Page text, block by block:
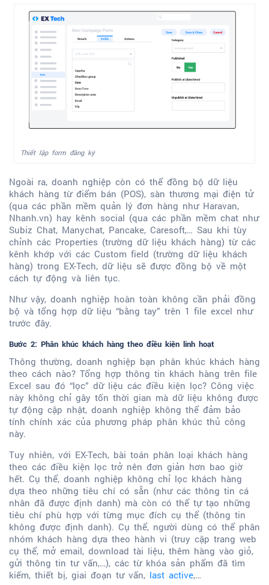
Thiết lập form đăng ký
Ngoài ra, doanh nghiệp còn có thể đồng bộ dữ liệu
khách hàng từ điểm bán (POS), sàn thương mại điện tử
(qua các phần mềm quản lý đơn hàng như Haravan,
Nhanh.vn) hay kênh social (qua các phần mềm chat như
Subiz Chat, Manychat, Pancake, Caresoft,… Sau khi tùy
chỉnh các Properties (trường dữ liệu khách hàng) từ các
kênh khớp với các Custom field (trường dữ liệu khách
hàng) trong EX-Tech, dữ liệu sẽ được đồng bộ về một
cách tự động và liên tục.
Như vậy, doanh nghiệp hoàn toàn không cần phải đồng
bộ và tổng hợp dữ liệu “bằng tay” trên 1 file excel như
trước đây.
Bước 2: Phân khúc khách hàng theo điều kiện linh hoạt
Thông thường, doanh nghiệp bạn phân khúc khách hàng
theo cách nào? Tổng hợp thông tin khách hàng trên file
Excel sau đó “lọc” dữ liệu các điều kiện lọc? Công việc
này không chỉ gây tốn thời gian mà dữ liệu không được
tự động cập nhật, doanh nghiệp không thể đảm bảo
tính chính xác của phương pháp phân khúc thủ công
này.
Tuy nhiên, với EX-Tech, bài toán phân loại khách hàng
theo các điều kiện lọc trở nên đơn giản hơn bao giờ
hết. Cụ thể, doanh nghiệp không chỉ lọc khách hàng
dựa theo những tiêu chí có sẵn (như các thông tin cá
nhân đã được định danh) mà còn có thể tự tạo những
tiêu chí phù hợp với từng mục đích cụ thể (thông tin
không được định danh). Cụ thể, người dùng có thể phân
nhóm khách hàng dựa theo hành vi (truy cập trang web
cụ thể, mở email, download tài liệu, thêm hàng vào giỏ,
gửi thông tin tư vấn,…), các từ khóa sản phẩm đã tìm
kiếm, thiết bị, giai đoạn tư vấn, last active,…